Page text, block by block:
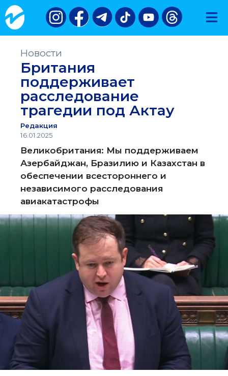
Новости
Британия
поддерживает
расследование
трагедии под Актау
Редакция
16.01.2025
Великобритания: Мы поддерживаем
Азербайджан, Бразилию и Казахстан в
обеспечении всестороннего и
независимого расследования
авиакатастрофы